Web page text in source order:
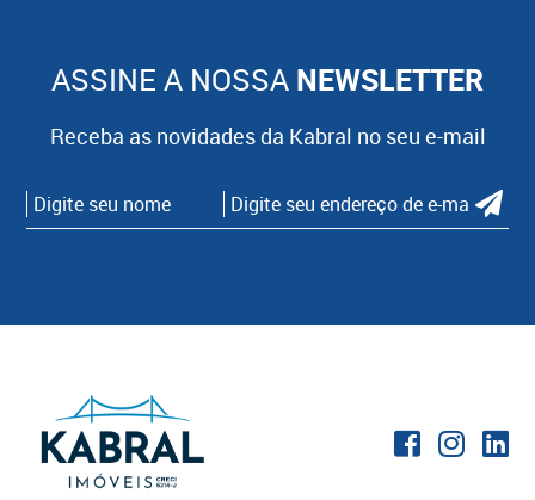
ASSINE A NOSSA NEWSLETTER
Receba as novidades da Kabral no seu e-mail